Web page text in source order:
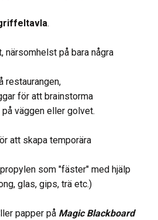
.
på bara några
restaurangen,
för att brainstorma
väggen eller golvet.
att skapa temporära
som "fäster" med hjälp
glas, gips, trä etc.)
papper på Magic Blackboard